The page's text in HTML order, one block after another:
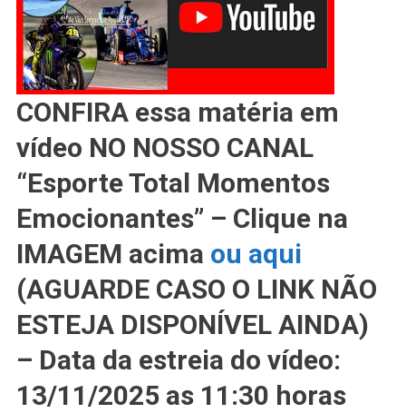
CONFIRA essa matéria em
vídeo NO NOSSO CANAL
“Esporte Total Momentos
Emocionantes” – Clique na
IMAGEM acima ou aqui
(AGUARDE CASO O LINK NÃO
ESTEJA DISPONÍVEL AINDA)
– Data da estreia do vídeo:
13/11/2025 as 11:30 horas